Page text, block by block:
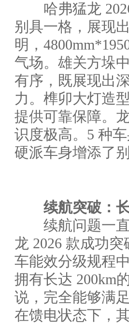
哈弗猛龙 2026
别具一格，展现
明，
气场。雄关方垛
有序，既展现出
力。榫卯大灯造
提供可靠保障。
识度极高。5 种
硬派车身增添了
续航突破：
续航问题一直
龙 2026 款成功
车能效分级规程
拥有长达 200km
说，完全能够满
在馈电状态下，